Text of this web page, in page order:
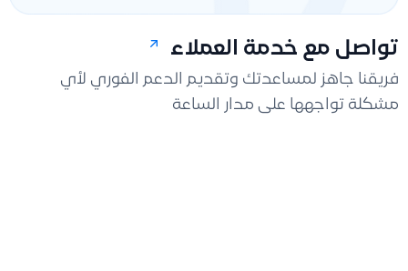
تواصل مع خدمة العملاء
فريقنا جاهز لمساعدتك وتقديم الدعم الفوري لأي
مشكلة تواجهها على مدار الساعة